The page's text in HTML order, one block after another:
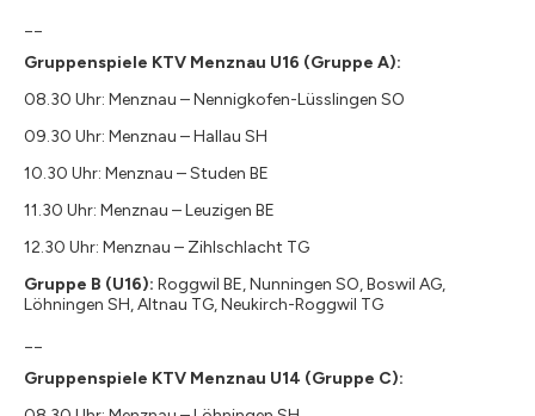
Gruppenspiele KTV Menznau U16 (Gruppe A):
08.30 Uhr: Menznau – Nennigkofen-Lüsslingen SO
09.30 Uhr: Menznau – Hallau SH
10.30 Uhr: Menznau – Studen BE
11.30 Uhr: Menznau – Leuzigen BE
12.30 Uhr: Menznau – Zihlschlacht TG
Gruppe B (U16): Roggwil BE, Nunningen SO, Boswil AG,
Löhningen SH, Altnau TG, Neukirch-Roggwil TG
Gruppenspiele KTV Menznau U14 (Gruppe C):